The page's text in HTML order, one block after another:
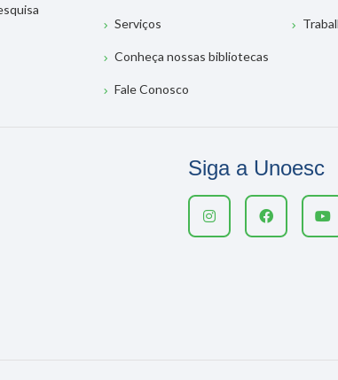
Serviços
Conheça nossas bibliotecas
Fale Conosco
Siga a Unoesc